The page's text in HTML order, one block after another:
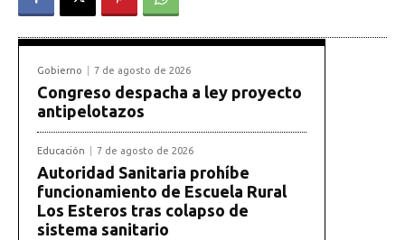
Gobierno 7 de agosto de 2026
Congreso despacha a ley proyecto
antipelotazos
Educación 7 de agosto de 2026
Autoridad Sanitaria prohíbe
funcionamiento de Escuela Rural
Los Esteros tras colapso de
sistema sanitario